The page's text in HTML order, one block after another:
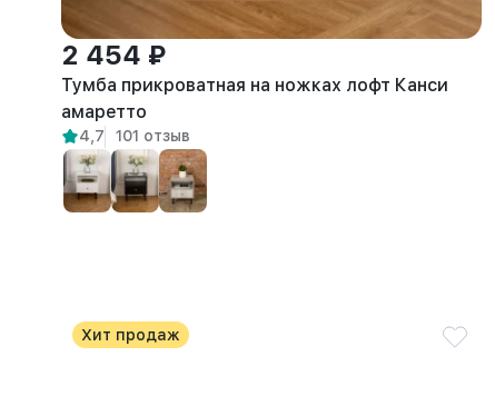
2 454 ₽
Тумба прикроватная на ножках лофт Канси
амаретто
4,7 101 отзыв
Хит продаж